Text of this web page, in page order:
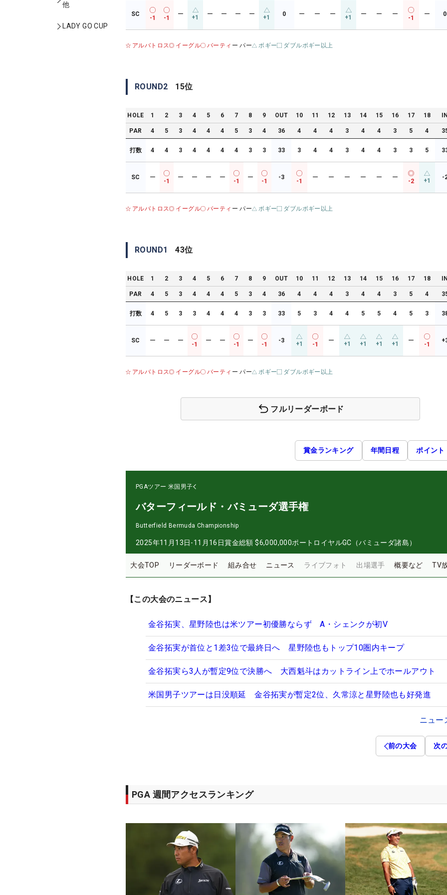
他
LADY GO CUP
SC
-1 -1
ー +1 ー ー ー ー +1 0 ー ー ー +1 ー ー ー
-1
ー 0
アルバトロス イーグル バーティ ー パー ボギー ダブルボギー以上
ROUND2 15位
HOLE 1 2 3 4 5 6 7 8 9 OUT 10 11 12 13 14 15 16 17 18
PAR 4 5 3 4 4 4 5 3 4 36 4 4 4 3 4 4 3 5 4
打数 4 4 3 4 4 4 4 3 3 33 3 4 4 3 4 4 3 3 5
SC ー
-1
ー ー ー ー
-1
ー
-1
-3
-1
ー ー ー ー ー ー
-2 +1 -
アルバトロス イーグル バーティ ー パー ボギー ダブルボギー以上
ROUND1 43位
HOLE 1 2 3 4 5 6 7 8 9 OUT 10 11 12 13 14 15 16 17 18
PAR 4 5 3 4 4 4 5 3 4 36 4 4 4 3 4 4 3 5 4
打数 4 5 3 3 4 4 4 3 3 33 5 3 4 4 5 5 4 5 3
SC ー ー ー
-1
ー ー
-1
ー
-1
-3 +1 -1
ー +1 +1 +1 +1 ー
-1
アルバトロス イーグル バーティ ー パー ボギー ダブルボギー以上
フルリーダーボード
賞金ランキング 年間日程 ポイント
PGAツアー 米国男子
バターフィールド・バミューダ選手権
Butterfield Bermuda Championship
2025年11月13日-11月16日賞金総額 $6,000,000ポートロイヤルGC（バミューダ諸島）
大会TOP リーダーボード 組み合せ ニュース ライブフォト 出場選手 概要など TV
【この大会のニュース】
金谷拓実、星野陸也は米ツアー初優勝ならず A・シェンクが初V
金谷拓実が首位と1差3位で最終日へ 星野陸也もトップ10圏内キープ
金谷拓実ら3人が暫定9位で決勝へ 大西魁斗はカットライン上でホールアウト
米国男子ツアーは日没順延 金谷拓実が暫定2位、久常涼と星野陸也も好発進
ニュー
前の大会 次
PGA 週間アクセスランキング